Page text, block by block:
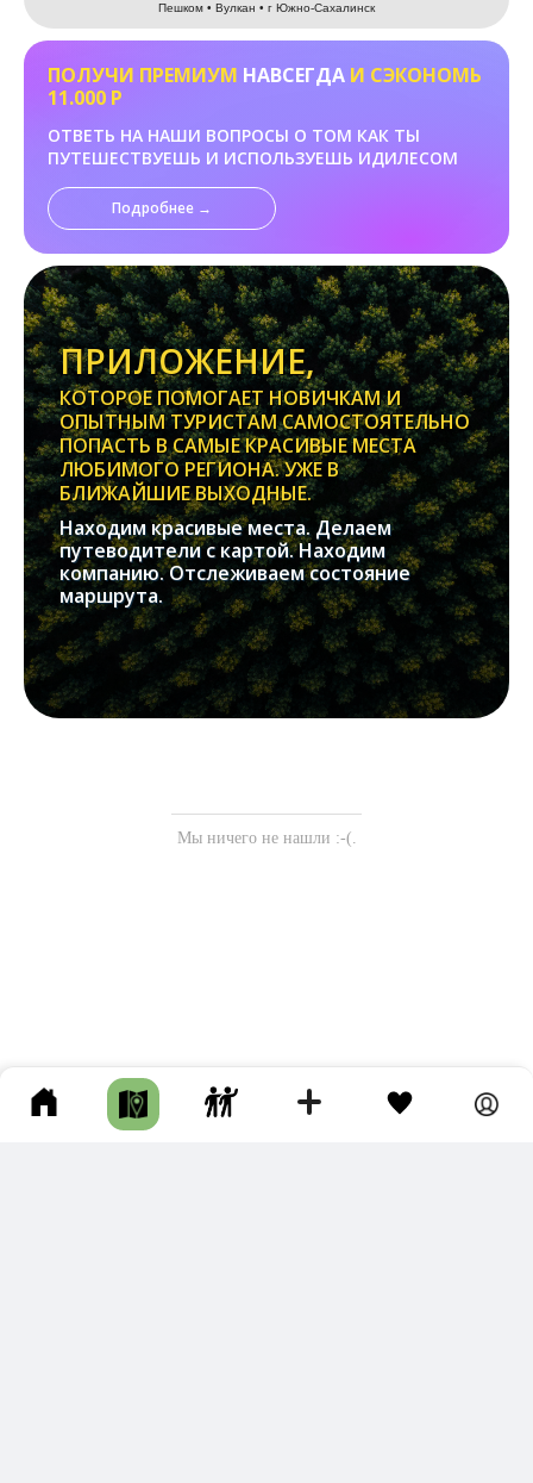
Пешком • Вулкан • г Южно-Сахалинск
ПОЛУЧИ ПРЕМИУМ НАВСЕГДА И СЭКОНОМЬ
11.000 Р
ОТВЕТЬ НА НАШИ ВОПРОСЫ О ТОМ КАК ТЫ
ПУТЕШЕСТВУЕШЬ И ИСПОЛЬЗУЕШЬ ИДИЛЕСОМ
Подробнее →
ПРИЛОЖЕНИЕ,
КОТОРОЕ ПОМОГАЕТ НОВИЧКАМ И
ОПЫТНЫМ ТУРИСТАМ САМОСТОЯТЕЛЬНО
ПОПАСТЬ В САМЫЕ КРАСИВЫЕ МЕСТА
ЛЮБИМОГО РЕГИОНА. УЖЕ В
БЛИЖАЙШИЕ ВЫХОДНЫЕ.
Находим красивые места. Делаем
путеводители с картой. Находим
компанию. Отслеживаем состояние
маршрута.
Мы ничего не нашли :-(.